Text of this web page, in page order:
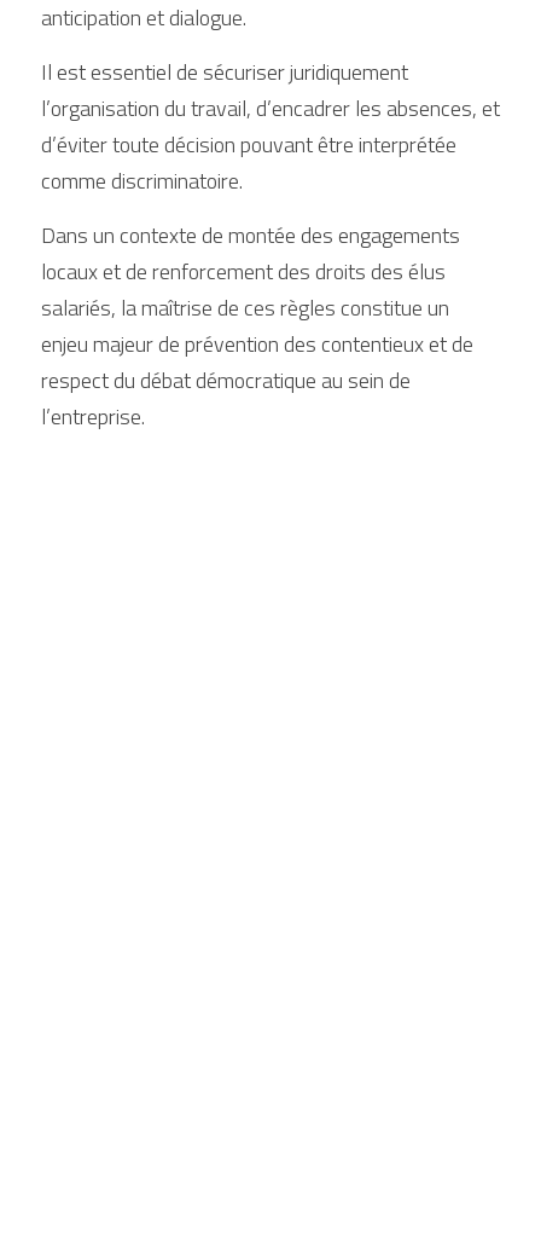
anticipation et dialogue.
Il est essentiel de sécuriser juridiquement
l’organisation du travail, d’encadrer les absences, et
d’éviter toute décision pouvant être interprétée
comme discriminatoire.
Dans un contexte de montée des engagements
locaux et de renforcement des droits des élus
salariés, la maîtrise de ces règles constitue un
enjeu majeur de prévention des contentieux et de
respect du débat démocratique au sein de
l’entreprise.